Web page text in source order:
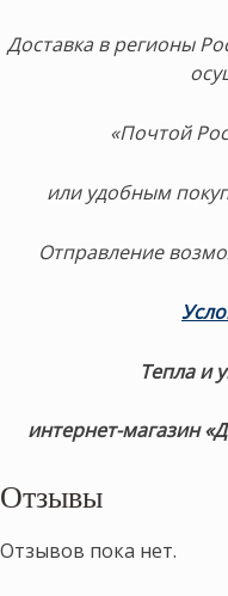
Доставка в регионы
«Почтой
или удобным
Отправление
Тепла и
интернет-магазин
Отзывы
Отзывов пока нет.